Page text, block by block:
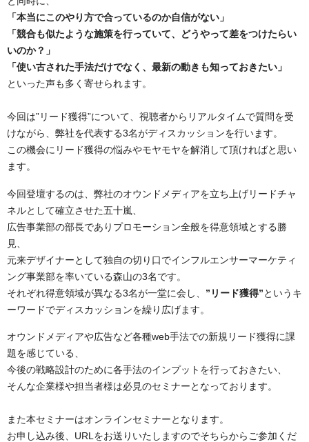
「本当にこのやり方で合っているのか自信がない」
「競合も似たような施策を行っていて、どうやって差をつけたらい
いのか？」
「使い古された手法だけでなく、最新の動きも知っておきたい」
といった声も多く寄せられます。
今回は”リード獲得”について、視聴者からリアルタイムで質問を受
けながら、弊社を代表する3名がディスカッションを行います。
この機会にリード獲得の悩みやモヤモヤを解消して頂ければと思い
ます。
今回登壇するのは、弊社のオウンドメディアを立ち上げリードチャ
ネルとして確立させた五十嵐、
広告事業部の部長でありプロモーション全般を得意領域とする勝
見、
元来デザイナーとして独自の切り口でインフルエンサーマーケティ
ング事業部を率いている森山の3名です。
それぞれ得意領域が異なる3名が一堂に会し、 ”リード獲得”というキ
ーワードでディスカッションを繰り広げます。
オウンドメディアや広告など各種web手法での新規リード獲得に課
題を感じている、
今後の戦略設計のために各手法のインプットを行っておきたい、
そんな企業様や担当者様は必見のセミナーとなっております。
また本セミナーはオンラインセミナーとなります。
お申し込み後、URLをお送りいたしますのでそちらからご参加くだ